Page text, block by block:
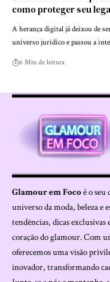
como proteger seu
A herança digital já deixou de
universo jurídico e passou a
6 Min de leitura
Glamour em Focoé o
universo da moda, beleza e
tendências, dicas
coração do glamour. Com
oferecemos uma visão
inovador, transformando